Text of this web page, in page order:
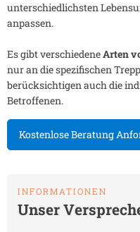
unterschiedlichsten
anpassen.
Es gibt verschiedeneArten
nur an die spezifischen
berücksichtigen auch die
Betroffenen.
Kostenlose Beratung
INFORMATIONEN
Unser